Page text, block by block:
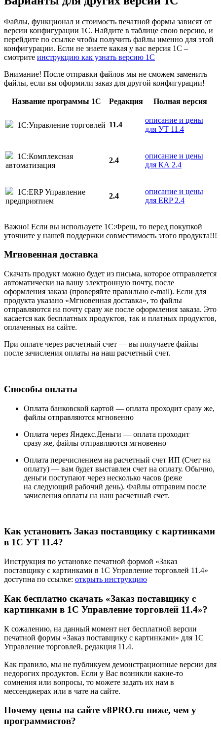
Файлы, функционал и стоимость печатной формы зависят от
версии конфигурации 1С. Найдите в таблице свою версию, и
перейдите по ссылке чтобы получить файлы именно для этой
конфигурации. Если не знаете какая у вас версия 1С –
смотрите инструкцию как узнать версию 1С
Внимание! После отправки файлов мы не сможем заменить
файлы, если вы оформили заказ для другой конфигурации!
Название программы 1С Редакция Полная версия
1С:Управление торговлей 11.4
описание и цены
для УТ 11.4
1С:Комплексная
автоматизация
2.4
описание и цены
для КА 2.4
1С:ERP Управление
предприятием
2.4
описание и цены
для ERP 2.4
Важно! Если вы используете 1С:Фреш, то перед покупкой
уточните у нашей поддержки совместимость этого продукта!!!
Мгновенная доставка
Скачать продукт можно будет из письма, которое отправляется
автоматически на вашу электронную почту, после
оформления заказа (проверяйте правильно e-mail). Если для
продукта указано «Мгновенная доставка», то файлы
отправляются на почту сразу же после оформления заказа. Это
касается как бесплатных продуктов, так и платных продуктов,
оплаченных на сайте.
При оплате через расчетный счет — вы получаете файлы
после зачисления оплаты на наш расчетный счет.
Способы оплаты
Оплата банковской картой — оплата проходит сразу же,
файлы отправляются мгновенно
Оплата через Яндекс.Деньги — оплата проходит
сразу же, файлы отправляются мгновенно
Оплата перечислением на расчетный счет ИП (Счет на
оплату) — вам будет выставлен счет на оплату. Обычно,
деньги поступают через несколько часов (реже
на следующий рабочий день). Файлы отправим после
зачисления оплаты на наш расчетный счет.
Как установить Заказ поставщику с картинками
в 1С УТ 11.4?
Инструкция по установке печатной формой «Заказ
поставщику с картинками в 1С Управление торговлей 11.4»
доступна по ссылке: открыть инструкцию
Как бесплатно скачать «Заказ поставщику с
картинками в 1С Управление торговлей 11.4»?
К сожалению, на данный момент нет бесплатной версии
печатной формы «Заказ поставщику с картинками» для 1С
Управление торговлей, редакция 11.4.
Как правило, мы не публикуем демонстрационные версии для
недорогих продуктов. Если у Вас возникли какие-то
сомнения или вопросы, то можете задать их нам в
мессенджерах или в чате на сайте.
Почему цены на сайте v8PRO.ru ниже, чем у
программистов?